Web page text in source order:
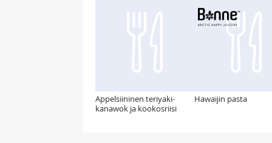
Appelsiininen teriyaki-
kanawok ja kookosriisi
Hawaijin pasta